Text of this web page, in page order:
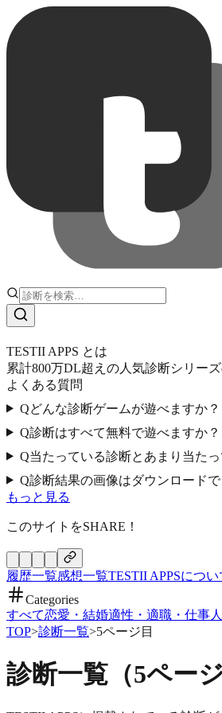
TESTII APPS とは
累計800万DL超えの人気診断シリー
よくある質問
Qどんな診断ゲームが遊べますか？
Q診断はすべて無料で遊べますか？
Q当たっている診断とあまり当た
Q診断結果の画像はダウンロードで
もっと見る
このサイトをSHARE！
履歴一覧感想一覧TESTII APPSについ
Categories
すべて恋愛・結婚適性・適職・仕事
TOP>診断一覧>5ページ目
診断一覧（5ページ